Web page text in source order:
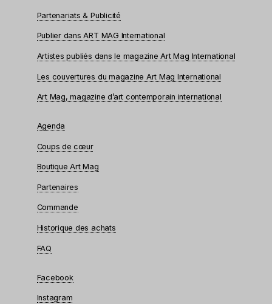
Partenariats & Publicité
Publier dans ART MAG International
Artistes publiés dans le magazine Art Mag International
Les couvertures du magazine Art Mag International
Art Mag, magazine d’art contemporain international
Agenda
Coups de cœur
Boutique Art Mag
Partenaires
Commande
Historique des achats
FAQ
Facebook
Instagram